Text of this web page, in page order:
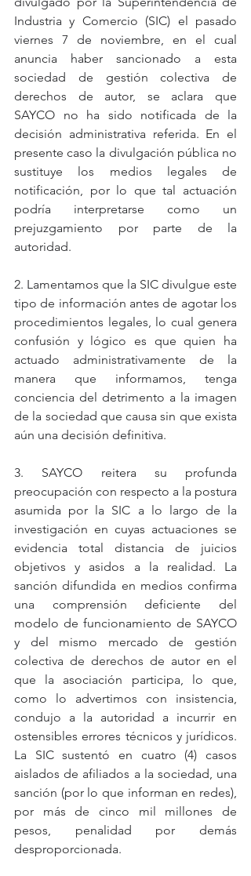
Industria y Comercio (SIC) el pasado
viernes 7 de noviembre, en el cual
anuncia haber sancionado a esta
sociedad de gestión colectiva de
derechos de autor, se aclara que
SAYCO no ha sido notificada de la
decisión administrativa referida. En el
presente caso la divulgación pública no
sustituye los medios legales de
notificación, por lo que tal actuación
podría interpretarse como un
prejuzgamiento por parte de la
autoridad.
2. Lamentamos que la SIC divulgue este
tipo de información antes de agotar los
procedimientos legales, lo cual genera
confusión y lógico es que quien ha
actuado administrativamente de la
manera que informamos, tenga
conciencia del detrimento a la imagen
de la sociedad que causa sin que exista
aún una decisión definitiva.
3. SAYCO reitera su profunda
preocupación con respecto a la postura
asumida por la SIC a lo largo de la
investigación en cuyas actuaciones se
evidencia total distancia de juicios
objetivos y asidos a la realidad. La
sanción difundida en medios confirma
una comprensión deficiente del
modelo de funcionamiento de SAYCO
y del mismo mercado de gestión
colectiva de derechos de autor en el
que la asociación participa, lo que,
como lo advertimos con insistencia,
condujo a la autoridad a incurrir en
ostensibles errores técnicos y jurídicos.
La SIC sustentó en cuatro (4) casos
aislados de afiliados a la sociedad, una
sanción (por lo que informan en redes),
por más de cinco mil millones de
pesos, penalidad por demás
desproporcionada.